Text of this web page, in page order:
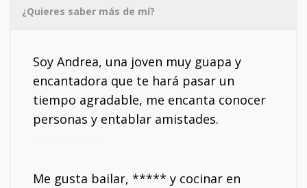
¿Quieres saber más de mí?
Soy Andrea, una joven muy guapa y
encantadora que te hará pasar un
tiempo agradable, me encanta conocer
personas y entablar amistades.
Me gusta bailar, ***** y cocinar en